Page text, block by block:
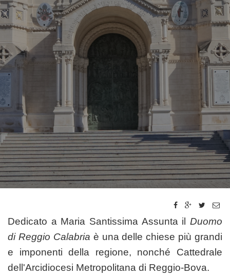
Dedicato a Maria Santissima Assunta il Duomo
di Reggio Calabria è una delle chiese più grandi
e imponenti della regione, nonché Cattedrale
dell'Arcidiocesi Metropolitana di Reggio-Bova.